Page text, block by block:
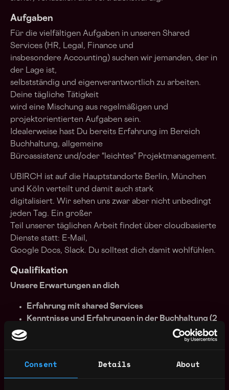
Consent Details About
Aufgaben
Für die vielfältigen Aufgaben in unseren Shared
Services (HR, Legal, Finance und
insbesondere Accounting) suchen wir jemanden, der in
der Lage ist,
selbstständig und eigenverantwortlich zu arbeiten.
Deine tägliche Tätigkeit
wird eine Mischung aus regelmäßigen und
projektorientierten Aufgaben sein.
Idealerweise hast Du bereits Erfahrung im Bereich
Buchhaltung, allgemeine
Büroassistenz und/oder "leichtes" Projektmanagement.
UBIRCH ist auf die Hauptstandorte Berlin, München
und Köln verteilt und damit auch stark
digitalisiert. Wir sehen uns zwar aber nicht unbedingt
jeden Tag. Ein großer
Teil unserer täglichen Arbeit findet über cloudbasierte
Dienste statt: E-Mail,
Google Docs, Slack. Du solltest dich damit wohlfühlen.
Qualifikation
Unsere Erwartungen an dich
Erfahrung mit shared Services
Kenntnisse und Erfahrungen in der Buchhaltung (2
Jahre)
Erfahrung in der allgemeinen Büroorganisation (2
Erfahrung mit Cloud-basierten Tools (Google
docs / sheets)